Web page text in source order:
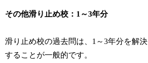
その他滑り止め校：1～3年分
滑り止め校の過去問は、1～3年分を解決
することが一般的です。